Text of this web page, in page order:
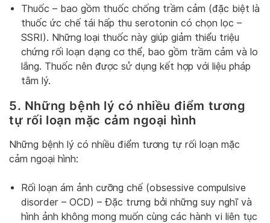
Thuốc – bao gồm thuốc chống trầm cảm (đặc biệt là
thuốc ức chế tái hấp thu serotonin có chọn lọc –
SSRI). Những loại thuốc này giúp giảm thiểu triệu
chứng rối loạn dạng cơ thể, bao gồm trầm cảm và lo
lắng. Thuốc nên được sử dụng kết hợp với liệu pháp
tâm lý.
5. Những bệnh lý có nhiều điểm tương
tự rối loạn mặc cảm ngoại hình
Những bệnh lý có nhiều điểm tương tự rối loạn mặc
cảm ngoại hình:
Rối loạn ám ảnh cưỡng chế (obsessive compulsive
disorder – OCD) – Đặc trưng bởi những suy nghĩ và
hình ảnh không mong muốn cùng các hành vi liên tục